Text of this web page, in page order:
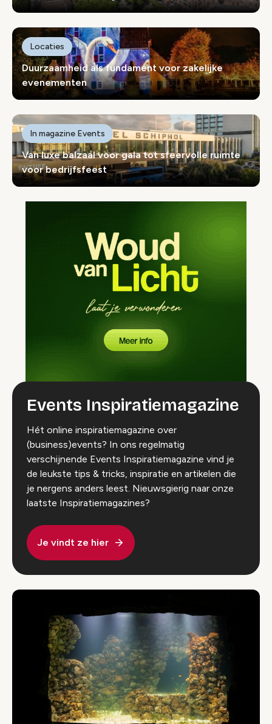
Duurzaamheid als fundament voor zakelijke
evenementen
Locaties
Van luxe balzaal voor gala tot sfeervolle ruimte
voor bedrijfsfeest
In magazine Events
Events Inspiratiemagazine
Hét online inspiratiemagazine over
(business)events? In ons regelmatig
verschijnende Events Inspiratiemagazine vind je
de leukste tips & tricks, inspiratie en artikelen die
je nergens anders leest. Nieuwsgierig naar onze
laatste Inspiratiemagazines?
Je vindt ze hier